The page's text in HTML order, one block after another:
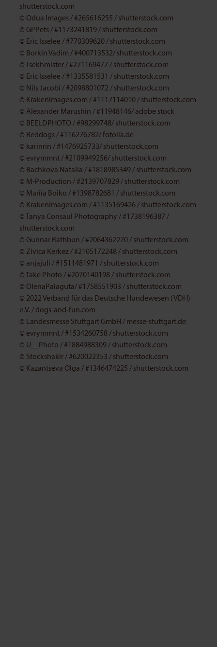
shutterstock.com
© Odua Images / #265616255 / shutterstock.com
© GPPets / #1173241819 / shutterstock.com
© Eric Isselee / #770309620 / shutterstock.com
© Borkin Vadim / #400713532/ shutterstock.com
© Tsekhmister / #271169477 / shutterstock.com
© Eric Isselee / #1335581531 / shutterstock.com
© Nils Jacobi / #2098801072 / shutterstock.com
© Krakenimages.com / #1117114010 / shutterstock.com
© Alexander Marushin / #11948146/ adobe stock
© BEELDPHOTO / #98299748/ shutterstock.com
© Reddogs / #116276782/ fotolia.de
© karinrin / #1476925733/ shutterstock.com
© evrymmnt / #2109949256/ shutterstock.com
© Bachkova Natalia / #1818985349 / shutterstock.com
© M-Production / #2139707829 / shutterstock.com
© Mariia Boiko / #1398782681 / shutterstock.com
© Krakenimages.com / #1135169426 / shutterstock.com
© Tanya Consaul Photography / #1738196387 /
shutterstock.com
© Gunnar Rathbun / #2064362270 / shutterstock.com
© Zivica Kerkez / #2105172248 / shutterstock.com
© anjajuli / #1511481971 / shutterstock.com
© Take Photo / #2070140198 / shutterstock.com
© OlenaPalaguta/ #1758551903 / shutterstock.com
© 2022 Verband für das Deutsche Hundewesen (VDH)
e.V. / dogs-and-fun.com
© Landesmesse Stuttgart GmbH / messe-stuttgart.de
© evrymmnt / #1534260758 / shutterstock.com
© U__Photo / #1884988309 / shutterstock.com
© Stockshakir / #620022353 / shutterstock.com
© Kazantseva Olga / #1346474225 / shutterstock.com